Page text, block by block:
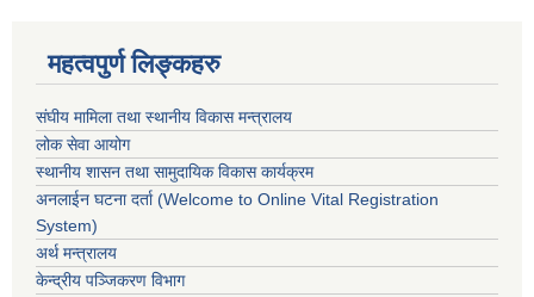
महत्वपुर्ण लिङ्कहरु
संघीय मामिला तथा स्थानीय विकास मन्त्रालय
लोक सेवा आयोग
स्थानीय शासन तथा सामुदायिक विकास कार्यक्रम
अनलाईन घटना दर्ता (Welcome to Online Vital Registration
System)
अर्थ मन्त्रालय
केन्द्रीय पञ्जिकरण विभाग